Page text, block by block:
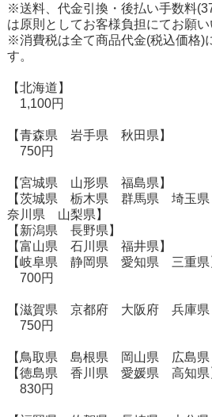
※送料、代金引換・後払い手数料
は原則としてお客様負担にてお願い
※消費税は全て商品代金(税込価格)
す。
【北海道】
1,100円
【青森県 岩手県 秋田県】
750円
【宮城県 山形県 福島県】
【茨城県 栃木県 群馬県 埼玉
奈川県 山梨県】
【新潟県 長野県】
【富山県 石川県 福井県】
【岐阜県 静岡県 愛知県 三重県
700円
【滋賀県 京都府 大阪府 兵庫
750円
【鳥取県 島根県 岡山県 広島県
【徳島県 香川県 愛媛県 高知県
830円